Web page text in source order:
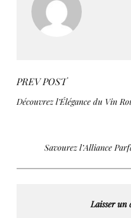
PREV POST
Découvrez l’Élégance du Vin
Savourez l’Alliance
Laisser un